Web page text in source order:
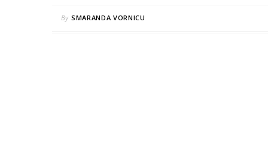
By SMARANDA VORNICU